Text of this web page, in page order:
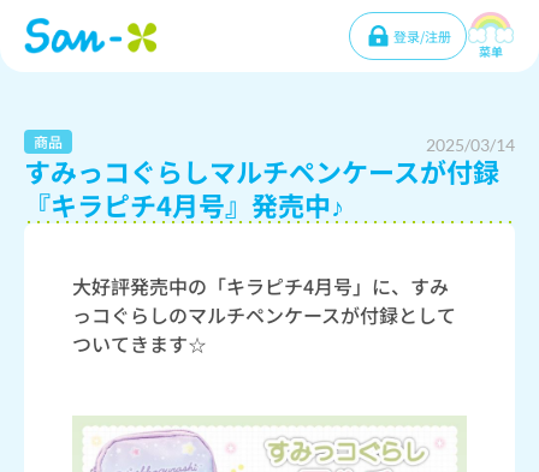
登录/注册
菜单
商品 2025/03/14
すみっコぐらしマルチペンケースが付録
『キラピチ4月号』発売中♪
大好評発売中の「キラピチ4月号」に、すみ
っコぐらしのマルチペンケースが付録として
ついてきます☆